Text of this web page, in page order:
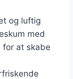
og luftig
med
for at skabe